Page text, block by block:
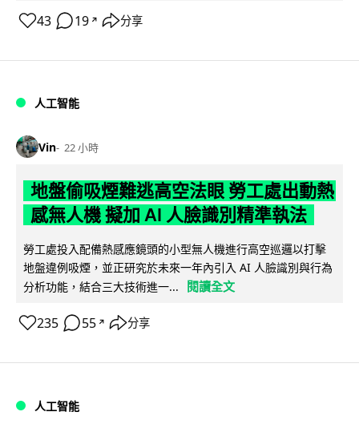
43 19 ↗ 分享
人工智能
Vin 22 小時
地盤偷吸煙難逃高空法眼 勞工處出動熱
感無人機 擬加 AI 人臉識別精準執法
勞工處投入配備熱感應鏡頭的小型無人機進行高空巡邏以打擊
地盤違例吸煙，並正研究於未來一年內引入 AI 人臉識別與行為
分析功能，結合三大技術進一...
閱讀全文
235 55 ↗ 分享
人工智能